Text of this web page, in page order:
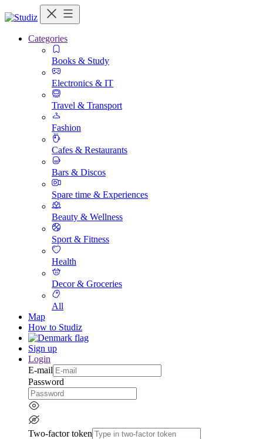
Categories
Books & Study
Electronics & IT
Travel & Transport
Fashion
Cafes & Restaurants
Bars & Discos
Spare time & Experiences
Beauty & Wellness
Sport & Fitness
Health
Decor & Groceries
All
Map
How to Studiz
Sign up
Login
E-mail
Password
Two-factor token